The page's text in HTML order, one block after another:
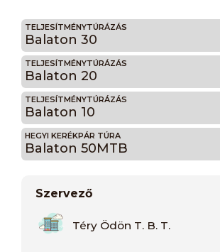
TELJESÍTMÉNYTÚRÁZÁS
Balaton 30
TELJESÍTMÉNYTÚRÁZÁS
Balaton 20
TELJESÍTMÉNYTÚRÁZÁS
Balaton 10
HEGYI KERÉKPÁR TÚRA
Balaton 50MTB
Szervező
Téry Ödön T. B. T.